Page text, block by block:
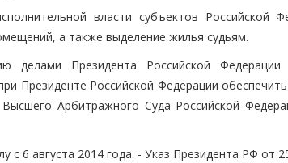
власти субъектов Российской
а также выделение жилья судьям.
делами Президента Российской
Президенте Российской Федерации
Арбитражного Суда Российской
с 6 августа 2014 года. - Указ Президента РФ от